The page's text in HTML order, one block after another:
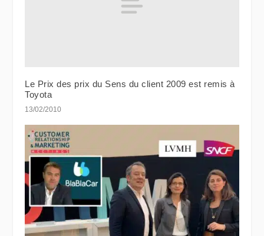
Le Prix des prix du Sens du client 2009 est remis à
Toyota
13/02/2010